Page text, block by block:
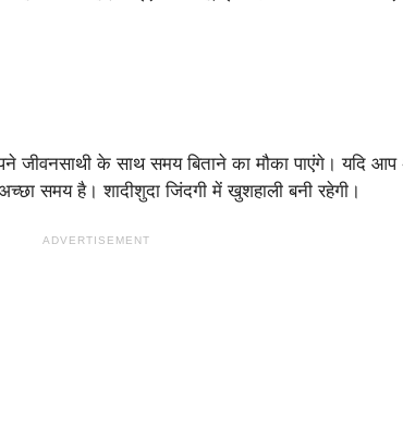
जीवनसाथी के साथ समय बिताने का मौका पाएंगे। यदि
समय है। शादीशुदा जिंदगी में खुशहाली बनी रहेगी।
ADVERTISEMENT